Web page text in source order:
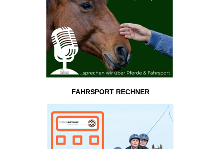
FAHRSPORT RECHNER